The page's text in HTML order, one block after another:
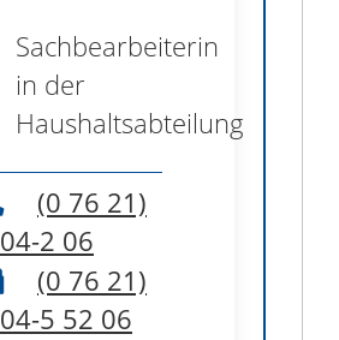
Sachbearbeiterin
in der
Haushaltsabteilung
(0 76 21)
04-2 06
(0 76 21)
04-5 52 06